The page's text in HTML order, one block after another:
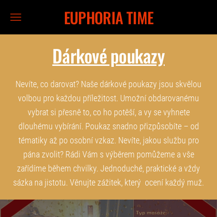
EUPHORIA TIME
Dárkové poukazy
Nevíte, co darovat? Naše dárkové poukazy jsou skvělou
volbou pro každou příležitost. Umožní obdarovanému
vybrat si přesně to, co ho potěší, a vy se vyhnete
dlouhému vybírání. Poukaz snadno přizpůsobíte – od
tématiky až po osobní vzkaz. Nevíte, jakou službu pro
pána zvolit? Rádi Vám s výběrem pomůžeme a vše
zařídíme během chvilky. Jednoduché, praktické a vždy
sázka na jistotu. Věnujte zážitek, který ocení každý muž.